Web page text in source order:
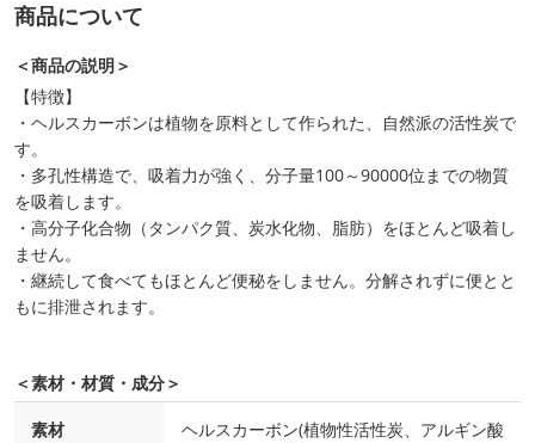
商品について
＜商品の説明＞
【特徴】
・ヘルスカーボンは植物を原料として作られた、自然派の活性炭で
す。
・多孔性構造で、吸着力が強く、分子量100～90000位までの物質
を吸着します。
・高分子化合物（タンパク質、炭水化物、脂肪）をほとんど吸着し
ません。
・継続して食べてもほとんど便秘をしません。分解されずに便とと
もに排泄されます。
＜素材・材質・成分＞
素材
ヘルスカーボン(植物性活性炭、アルギン酸